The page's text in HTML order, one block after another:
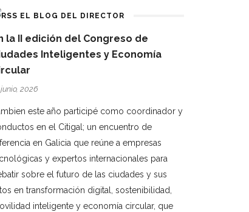
EL BLOG DEL DIRECTOR
la II edición del Congreso de
Inteligentes y Economía
junio, 2026
este año participé como coordinador y
en el Citigal; un encuentro de
en Galicia que reúne a empresas
y expertos internacionales para
sobre el futuro de las ciudades y sus
en transformación digital, sostenibilidad,
inteligente y economía circular, que